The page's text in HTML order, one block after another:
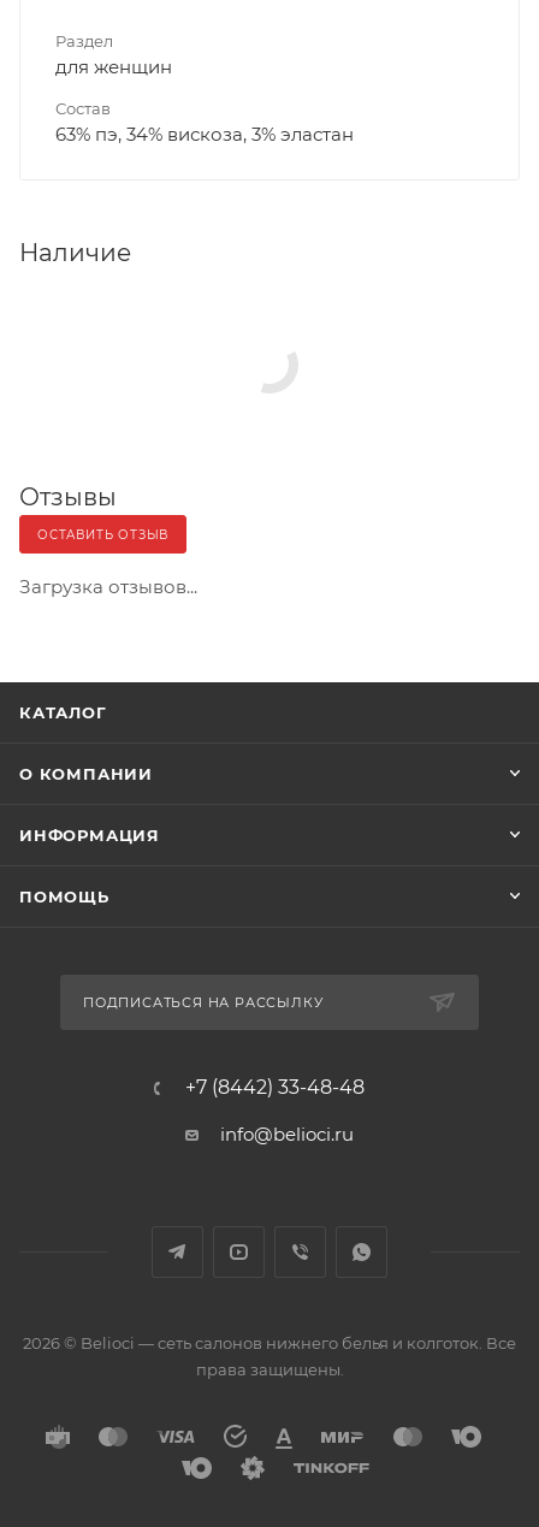
Раздел
для женщин
Состав
63% пэ, 34% вискоза, 3% эластан
Наличие
Отзывы
ОСТАВИТЬ ОТЗЫВ
Загрузка отзывов...
КАТАЛОГ
О КОМПАНИИ
ИНФОРМАЦИЯ
ПОМОЩЬ
ПОДПИСАТЬСЯ НА РАССЫЛКУ
+7 (8442) 33-48-48
info@belioci.ru
2026 © Belioci — сеть салонов нижнего белья и колготок. Все
права защищены.